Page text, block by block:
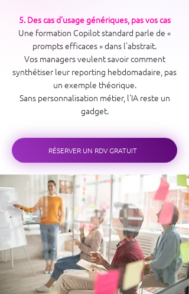
5. Des cas d'usage génériques, pas vos cas
Une formation Copilot standard parle de «
prompts efficaces » dans l'abstrait.
Vos managers veulent savoir comment
synthétiser leur reporting hebdomadaire, pas
un exemple théorique.
Sans personnalisation métier, l'IA reste un
gadget.
RÉSERVER UN RDV GRATUIT